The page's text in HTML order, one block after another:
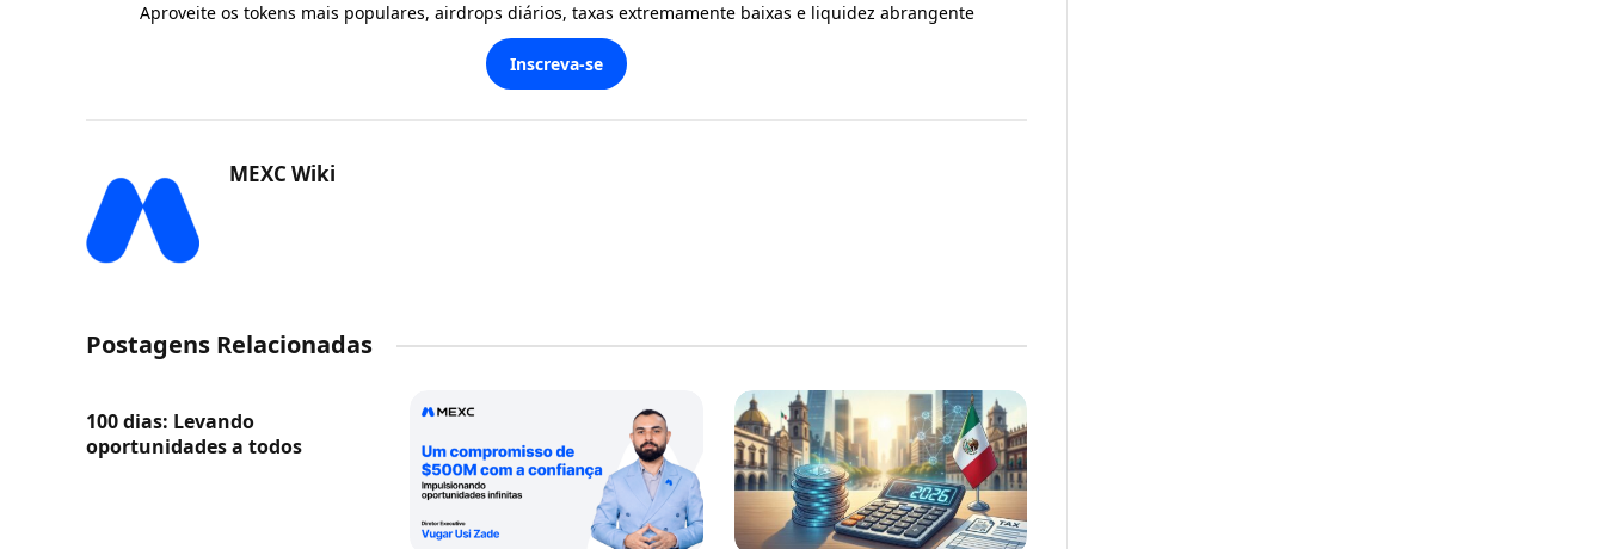
Aproveite os tokens mais populares, airdrops diários, taxas extremamente baixas e liquidez abrangente
Inscreva-se
MEXC Wiki
Postagens Relacionadas
100 dias: Levando
oportunidades a todos